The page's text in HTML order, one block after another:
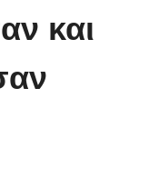
με τα
και